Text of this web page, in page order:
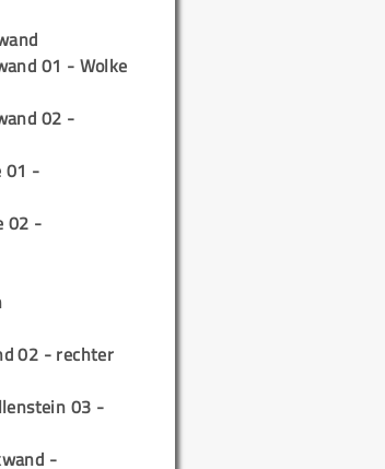
01 - Wolke
02 -
01 -
02 -
02 - rechter
03 -
-